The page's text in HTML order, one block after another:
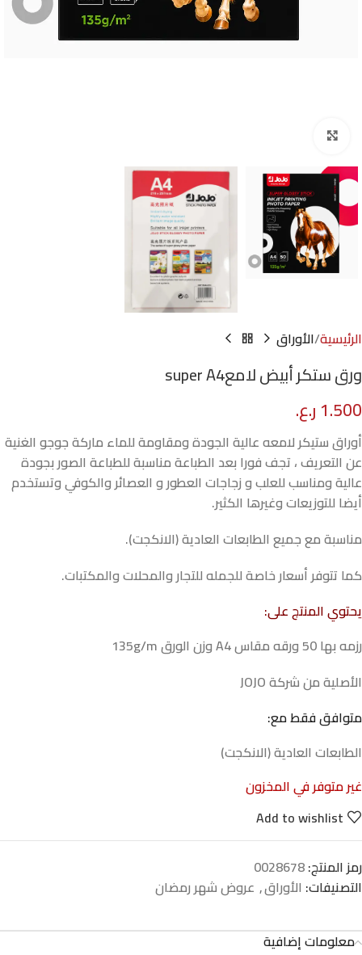
الرئيسية الأوراق
ورق ستكر أبيض لامعsuper A4
1.500 ر.ع.
أوراق ستيكر لامعه عالية الجودة ومقاومة للماء ماركة جوجو الغنية
عن التعريف ، تجف فورا بعد الطباعة مناسبة للطباعة الصور بجودة
عالية ومناسب للعلب و زجاجات العطور و العصائر والكوفي وتستخدم
أيضا للتوزيعات وغيرها الكثير.
مناسبة مع جميع الطابعات العادية (الانكجت).
كما تتوفر أسعار خاصة للجمله للتجار والمحلات والمكتبات.
يحتوي المنتج على:
رزمه بها 50 ورقه مقاس A4 وزن الورق 135g/m
الأصلية من شركة JOJO
متوافق فقط مع:
الطابعات العادية (الانكجت)
غير متوفر في المخزون
Add to wishlist
رمز المنتج:0028678
التصنيفات: الأوراق, عروض شهر رمضان
معلومات إضافية